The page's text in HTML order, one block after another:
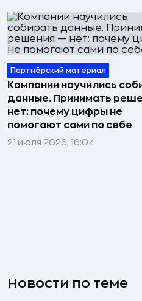
Партнёрский материал
Компании научились
данные. Принимать
нет: почему цифры не
помогают сами по себе
21 июля 2026, 16:04
Новости по теме